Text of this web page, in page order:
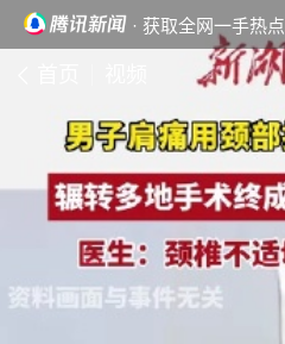
· 获取全网一手热点